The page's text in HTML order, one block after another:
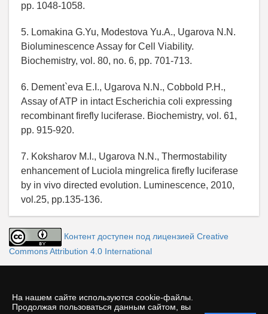
На нашем сайте используются cookie-файлы.
Продолжая пользоваться данным сайтом, вы
pp. 1048-1058.
5. Lomakina G.Yu, Modestova Yu.A., Ugarova N.N.
Bioluminescence Assay for Cell Viability.
Biochemistry, vol. 80, no. 6, pp. 701-713.
6. Dement`eva E.I., Ugarova N.N., Cobbold P.H.,
Assay of ATP in intact Escherichia coli expressing
recombinant firefly luciferase. Biochemistry, vol. 61,
pp. 915-920.
7. Koksharov M.I., Ugarova N.N., Thermostability
enhancement of Luciola mingrelica firefly luciferase
by in vivo directed evolution. Luminescence, 2010,
vol.25, pp.135-136.
Контент доступен под лицензией Creative
Commons Attribution 4.0 International